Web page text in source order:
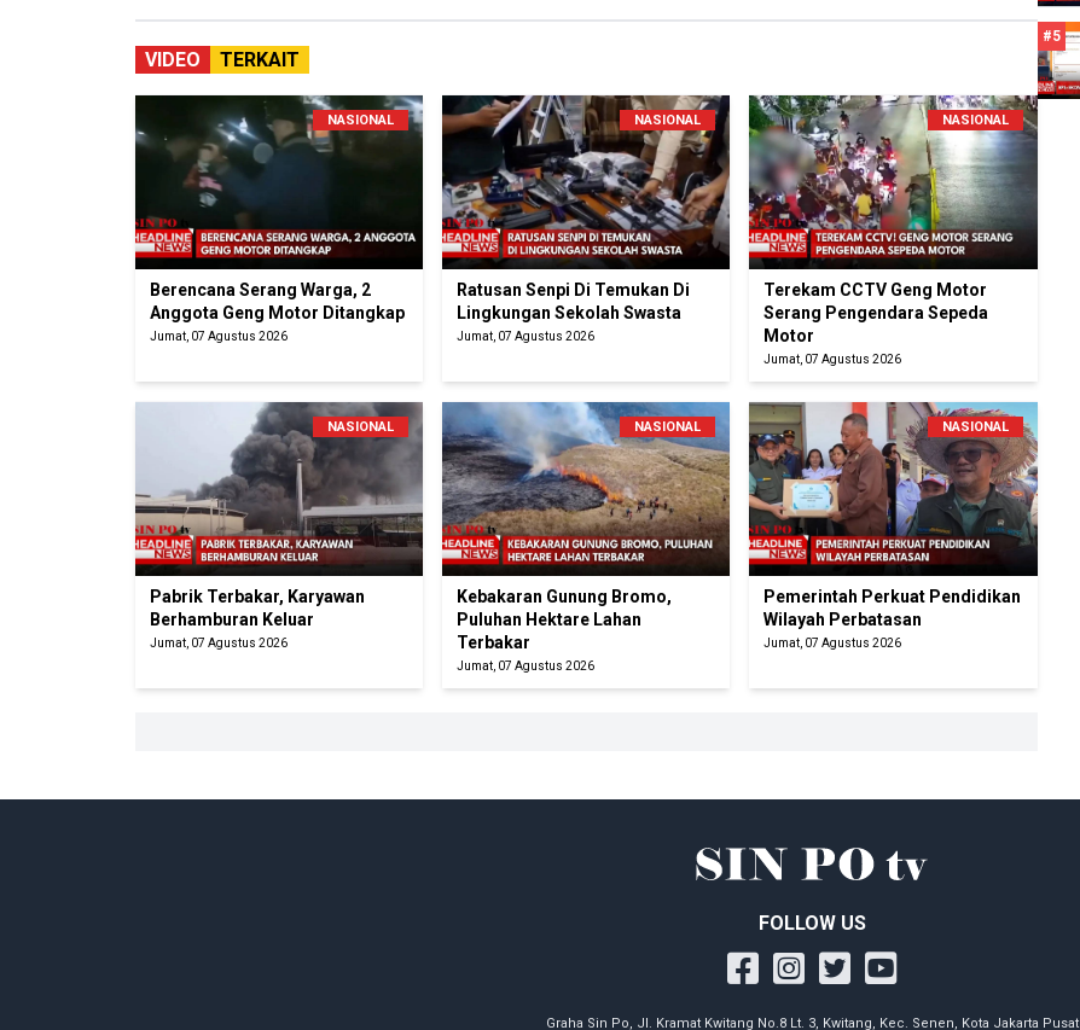
VIDEO TERKAIT
NASIONAL
Berencana Serang Warga, 2
Anggota Geng Motor Ditangkap
Jumat, 07 Agustus 2026
NASIONAL
Ratusan Senpi Di Temukan Di
Lingkungan Sekolah Swasta
Jumat, 07 Agustus 2026
NASIONAL
Terekam CCTV Geng Motor
Serang Pengendara Sepeda
Motor
Jumat, 07 Agustus 2026
NASIONAL
Pabrik Terbakar, Karyawan
Berhamburan Keluar
Jumat, 07 Agustus 2026
NASIONAL
Kebakaran Gunung Bromo,
Puluhan Hektare Lahan
Terbakar
Jumat, 07 Agustus 2026
NASIONAL
Pemerintah Perkuat Pendidikan
Wilayah Perbatasan
Jumat, 07 Agustus 2026
#5
FOLLOW US
Graha Sin Po, Jl. Kramat Kwitang No.8 Lt. 3, Kwitang, Kec. Senen, Kota Jakarta Pusat